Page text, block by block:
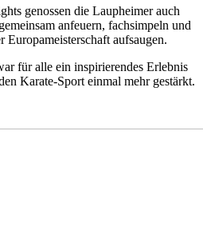
genossen die Laupheimer auch
anfeuern, fachsimpeln und
Europameisterschaft aufsaugen.
für alle ein inspirierendes Erlebnis
Karate‑Sport einmal mehr gestärkt.